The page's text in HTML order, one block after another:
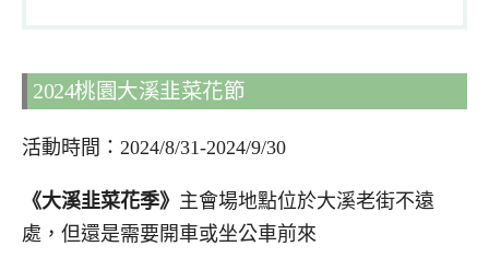
2024桃園大溪韭菜花節
活動時間：2024/8/31-2024/9/30
《大溪韭菜花季》 主會場地點位於大溪老街不遠
處，但還是需要開車或坐公車前來